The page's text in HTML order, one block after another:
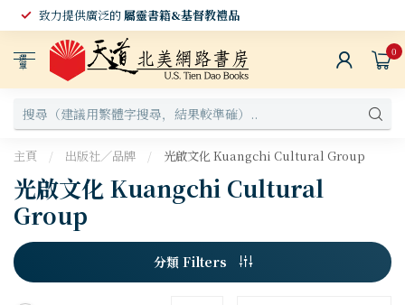
致力提供廣泛的屬靈書籍&基督教禮品
選
單
0
主頁 / 出版社／品牌 / 光啟文化 Kuangchi Cultural Group
光啟文化 Kuangchi Cultural
Group
分類 Filters